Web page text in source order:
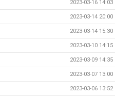
2023-03-16 14:03
2023-03-14 20:00
2023-03-14 15:30
2023-03-10 14:15
2023-03-09 14:35
2023-03-07 13:00
2023-03-06 13:52